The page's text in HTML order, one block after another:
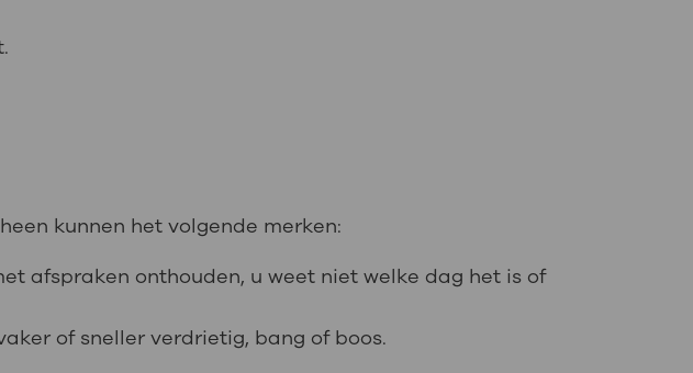
kunnen het volgende merken:
afspraken onthouden, u weet niet welke dag het is of
of sneller verdrietig, bang of boos.